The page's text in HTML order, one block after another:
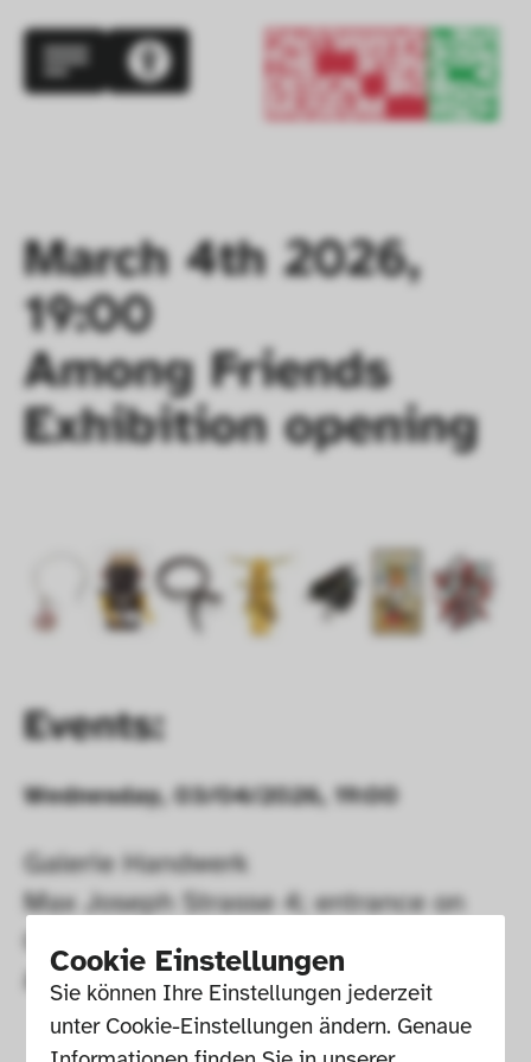
Cookie Einstellungen
Sie können Ihre Einstellungen jederzeit
unter Cookie-Einstellungen ändern. Genaue
March 4th 2026,
19:00
Among Friends
Exhibition opening
Events:
Wednesday, 03/04/2026, 19:00
Galerie Handwerk
Max Joseph Strasse 4; entrance on
Ottostrasse
80333 Munich, Germany